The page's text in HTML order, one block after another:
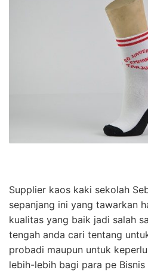
Supplier kaos kaki sekolah
sepanjang ini yang tawarkan
kualitas yang baik jadi salah
tengah anda cari tentang
probadi maupun untuk
lebih-lebih bagi para pe